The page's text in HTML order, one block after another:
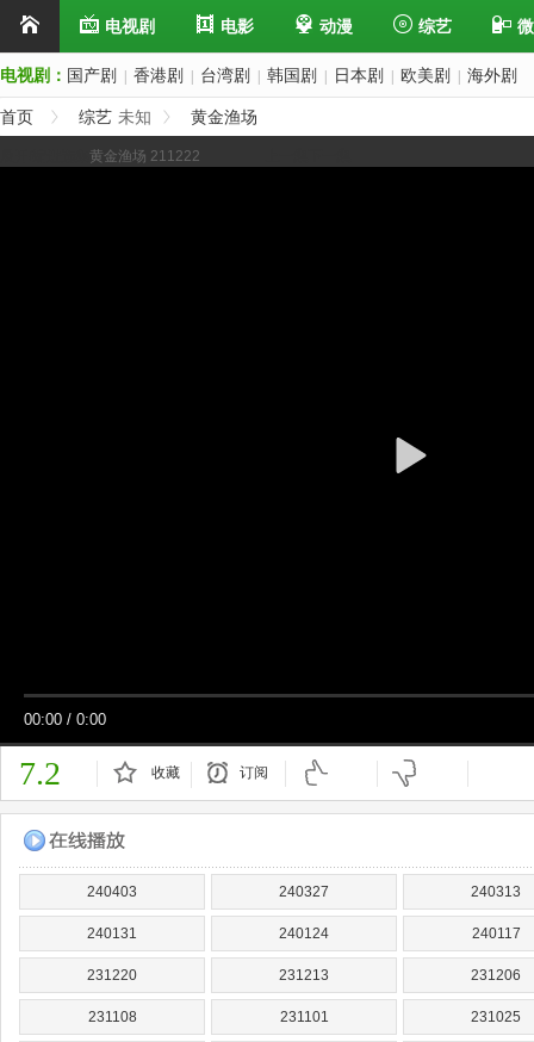
电视剧 电影 动漫 综艺
电视剧： 国产剧 香港剧 台湾剧 韩国剧 日本剧 欧美剧 海外剧
首页 综艺 未知 黄金渔场
黄金渔场 211222
00:00 / 0:00
7.2 收藏 订阅
240403 240327 240313
240131 240124 240117
231220 231213 231206
231108 231101 231025